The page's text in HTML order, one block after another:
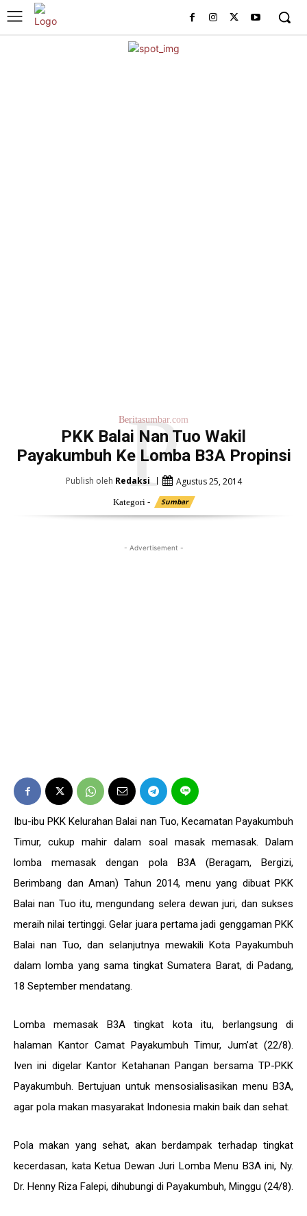
Beritasumbar.com
PKK Balai Nan Tuo Wakil
Payakumbuh Ke Lomba B3A Propinsi
P
Publish oleh Redaksi Agustus 25, 2014
Kategori - Sumbar
- Advertisement -
Ibu-ibu PKK Kelurahan Balai nan Tuo, Kecamatan Payakumbuh
Timur, cukup mahir dalam soal masak memasak. Dalam
lomba memasak dengan pola B3A (Beragam, Bergizi,
Berimbang dan Aman) Tahun 2014, menu yang dibuat PKK
Balai nan Tuo itu, mengundang selera dewan juri, dan sukses
meraih nilai tertinggi. Gelar juara pertama jadi genggaman PKK
Balai nan Tuo, dan selanjutnya mewakili Kota Payakumbuh
dalam lomba yang sama tingkat Sumatera Barat, di Padang,
18 September mendatang.
Lomba memasak B3A tingkat kota itu, berlangsung di
halaman Kantor Camat Payakumbuh Timur, Jum’at (22/8).
Iven ini digelar Kantor Ketahanan Pangan bersama TP-PKK
Payakumbuh. Bertujuan untuk mensosialisasikan menu B3A,
agar pola makan masyarakat Indonesia makin baik dan sehat.
Pola makan yang sehat, akan berdampak terhadap tingkat
kecerdasan, kata Ketua Dewan Juri Lomba Menu B3A ini, Ny.
Dr. Henny Riza Falepi, dihubungi di Payakumbuh, Minggu (24/8).